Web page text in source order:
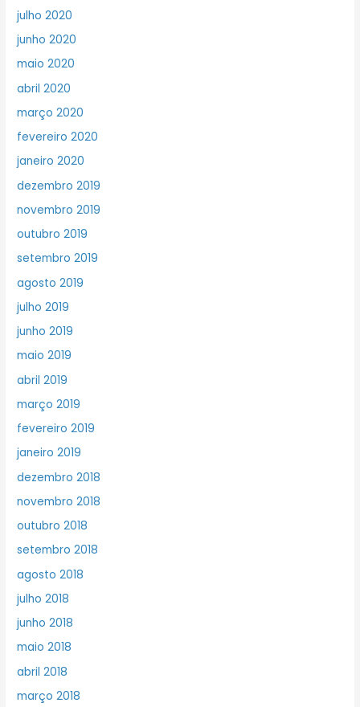
julho 2020
junho 2020
maio 2020
abril 2020
março 2020
fevereiro 2020
janeiro 2020
dezembro 2019
novembro 2019
outubro 2019
setembro 2019
agosto 2019
julho 2019
junho 2019
maio 2019
abril 2019
março 2019
fevereiro 2019
janeiro 2019
dezembro 2018
novembro 2018
outubro 2018
setembro 2018
agosto 2018
julho 2018
junho 2018
maio 2018
abril 2018
março 2018